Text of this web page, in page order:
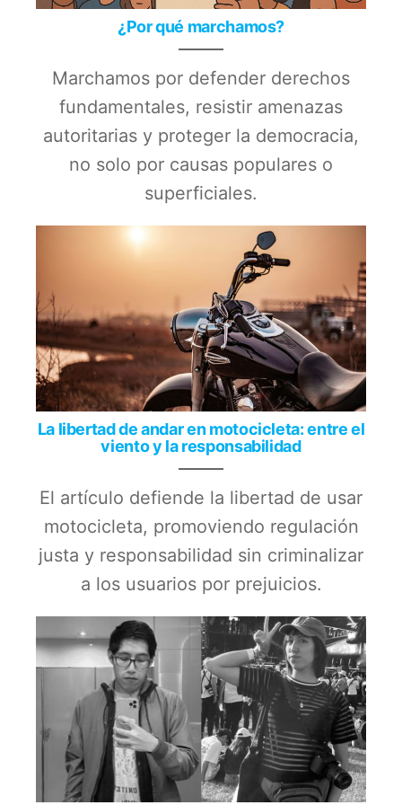
¿Por qué marchamos?
Marchamos por defender derechos
fundamentales, resistir amenazas
autoritarias y proteger la democracia,
no solo por causas populares o
superficiales.
La libertad de andar en motocicleta: entre el
viento y la responsabilidad
El artículo defiende la libertad de usar
motocicleta, promoviendo regulación
justa y responsabilidad sin criminalizar
a los usuarios por prejuicios.